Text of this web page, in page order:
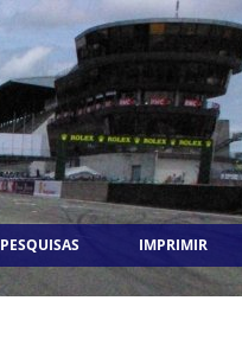
PESQUISAS IMPRIMIR